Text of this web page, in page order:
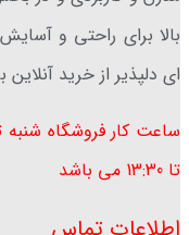
بالا برای راحتی و
ای دلپذیر از خرید آنلاین
تا 13:30 می باشد ​